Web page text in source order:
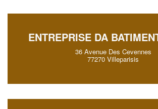
ENTREPRISE DA
36 Avenue Des Cevennes
77270 Villeparisis